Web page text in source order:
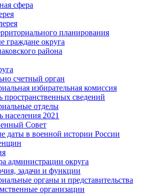
сфера
планирования
граждане округа
района
счетный орган
избирательная комиссия
пространственных сведений
отделы
населения 2021
Совет
даты в военной истории России
администрации округа
задачи и функции
органы и представительства
организации